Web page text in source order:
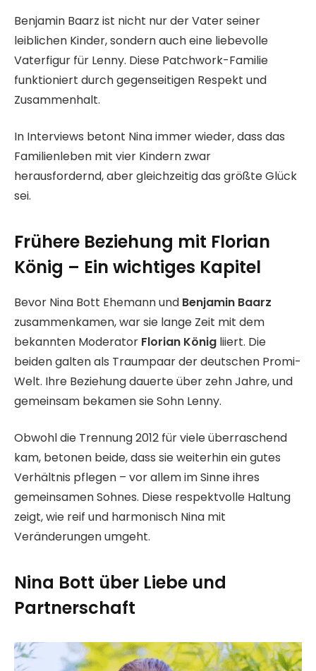
Benjamin Baarz ist nicht nur der Vater seiner
leiblichen Kinder, sondern auch eine liebevolle
Vaterfigur für Lenny. Diese Patchwork-Familie
funktioniert durch gegenseitigen Respekt und
Zusammenhalt.
In Interviews betont Nina immer wieder, dass das
Familienleben mit vier Kindern zwar
herausfordernd, aber gleichzeitig das größte Glück
sei.
Frühere Beziehung mit Florian
König – Ein wichtiges Kapitel
Bevor Nina Bott Ehemann und Benjamin Baarz
zusammenkamen, war sie lange Zeit mit dem
bekannten Moderator Florian König liiert. Die
beiden galten als Traumpaar der deutschen Promi-
Welt. Ihre Beziehung dauerte über zehn Jahre, und
gemeinsam bekamen sie Sohn Lenny.
Obwohl die Trennung 2012 für viele überraschend
kam, betonen beide, dass sie weiterhin ein gutes
Verhältnis pflegen – vor allem im Sinne ihres
gemeinsamen Sohnes. Diese respektvolle Haltung
zeigt, wie reif und harmonisch Nina mit
Veränderungen umgeht.
Nina Bott über Liebe und
Partnerschaft